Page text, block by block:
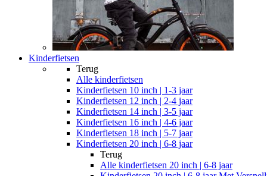
Kinderfietsen
Terug
Alle kinderfietsen
Kinderfietsen 10 inch | 1-3 jaar
Kinderfietsen 12 inch | 2-4 jaar
Kinderfietsen 14 inch | 3-5 jaar
Kinderfietsen 16 inch | 4-6 jaar
Kinderfietsen 18 inch | 5-7 jaar
Kinderfietsen 20 inch | 6-8 jaar
Terug
Alle kinderfietsen 20 inch | 6-8 jaar